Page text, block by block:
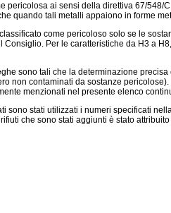
pericolosa ai sensi della direttiva 67/548/
quando tali metalli appaiono in forme
come pericoloso solo se le
Consiglio. Per le caratteristiche da H3 a
sono tali che la determinazione
contaminati da sostanze
menzionati nel presente elenco
stati utilizzati i numeri specificati
che sono stati aggiunti è stato